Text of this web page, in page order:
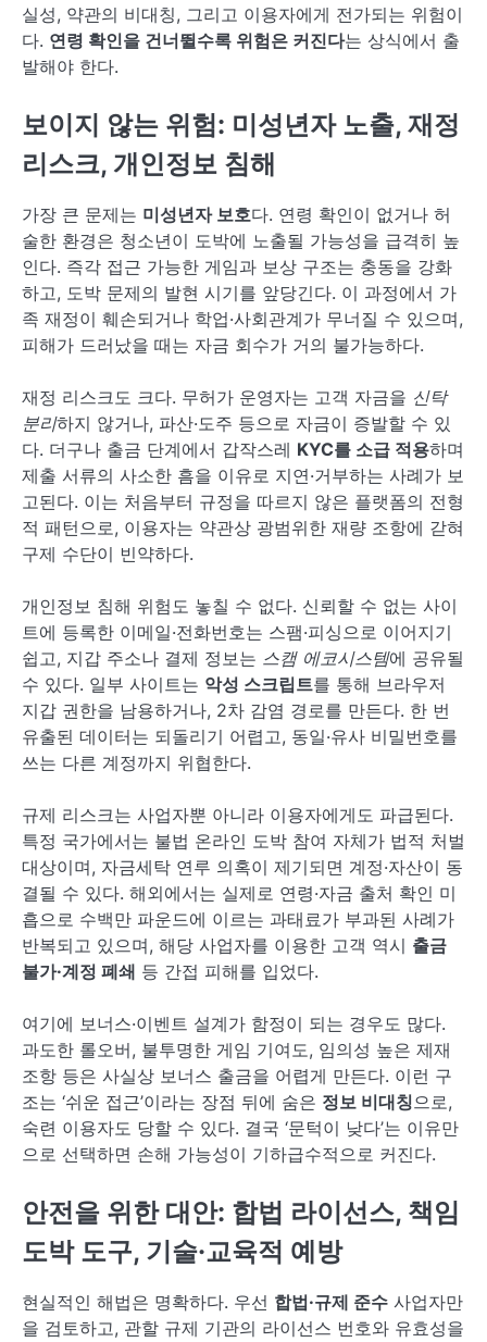
실성, 약관의 비대칭, 그리고 이용자에게 전가되는 위험이
다. 연령 확인을 건너뛸수록 위험은 커진다는 상식에서 출
발해야 한다.
보이지 않는 위험: 미성년자 노출, 재정
리스크, 개인정보 침해
가장 큰 문제는 미성년자 보호다. 연령 확인이 없거나 허
술한 환경은 청소년이 도박에 노출될 가능성을 급격히 높
인다. 즉각 접근 가능한 게임과 보상 구조는 충동을 강화
하고, 도박 문제의 발현 시기를 앞당긴다. 이 과정에서 가
족 재정이 훼손되거나 학업·사회관계가 무너질 수 있으며,
피해가 드러났을 때는 자금 회수가 거의 불가능하다.
재정 리스크도 크다. 무허가 운영자는 고객 자금을 신탁
분리하지 않거나, 파산·도주 등으로 자금이 증발할 수 있
다. 더구나 출금 단계에서 갑작스레 KYC를 소급 적용하며
제출 서류의 사소한 흠을 이유로 지연·거부하는 사례가 보
고된다. 이는 처음부터 규정을 따르지 않은 플랫폼의 전형
적 패턴으로, 이용자는 약관상 광범위한 재량 조항에 갇혀
구제 수단이 빈약하다.
개인정보 침해 위험도 놓칠 수 없다. 신뢰할 수 없는 사이
트에 등록한 이메일·전화번호는 스팸·피싱으로 이어지기
쉽고, 지갑 주소나 결제 정보는 스캠 에코시스템에 공유될
수 있다. 일부 사이트는 악성 스크립트를 통해 브라우저
지갑 권한을 남용하거나, 2차 감염 경로를 만든다. 한 번
유출된 데이터는 되돌리기 어렵고, 동일·유사 비밀번호를
쓰는 다른 계정까지 위협한다.
규제 리스크는 사업자뿐 아니라 이용자에게도 파급된다.
특정 국가에서는 불법 온라인 도박 참여 자체가 법적 처벌
대상이며, 자금세탁 연루 의혹이 제기되면 계정·자산이 동
결될 수 있다. 해외에서는 실제로 연령·자금 출처 확인 미
흡으로 수백만 파운드에 이르는 과태료가 부과된 사례가
반복되고 있으며, 해당 사업자를 이용한 고객 역시 출금
불가·계정 폐쇄 등 간접 피해를 입었다.
여기에 보너스·이벤트 설계가 함정이 되는 경우도 많다.
과도한 롤오버, 불투명한 게임 기여도, 임의성 높은 제재
조항 등은 사실상 보너스 출금을 어렵게 만든다. 이런 구
조는 ‘쉬운 접근’이라는 장점 뒤에 숨은 정보 비대칭으로,
숙련 이용자도 당할 수 있다. 결국 ‘문턱이 낮다’는 이유만
으로 선택하면 손해 가능성이 기하급수적으로 커진다.
안전을 위한 대안: 합법 라이선스, 책임
도박 도구, 기술·교육적 예방
현실적인 해법은 명확하다. 우선 합법·규제 준수 사업자만
을 검토하고, 관할 규제 기관의 라이선스 번호와 유효성을